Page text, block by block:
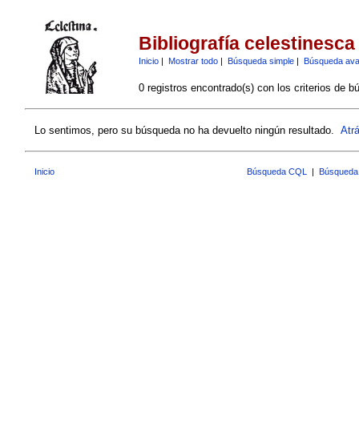
Bibliografía celestinesca
Inicio| Mostrar todo| Búsqueda simple| Búsqueda
0 registros encontrado(s) con los criterios de
Lo sentimos, pero su búsqueda no ha devuelto ningún resultado.
Inicio Búsqueda CQL |